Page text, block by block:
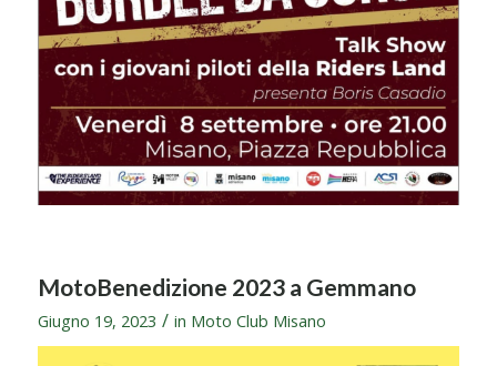
MotoBenedizione 2023 a Gemmano
Giugno 19, 2023 / in Moto Club Misano